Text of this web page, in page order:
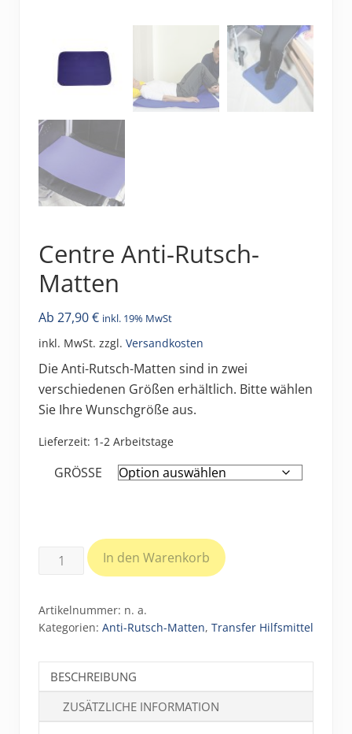
Centre Anti-Rutsch-
Matten
Ab 27,90€ inkl. 19% MwSt
inkl. MwSt. zzgl. Versandkosten
Die Anti-Rutsch-Matten sind in zwei
verschiedenen Größen erhältlich. Bitte wählen
Sie Ihre Wunschgröße aus.
Lieferzeit: 1-2 Arbeitstage
GRÖSSE
Centre
Matten
Menge
In den Warenkorb
Artikelnummer: n. a.
Kategorien: Anti-Rutsch-Matten, Transfer Hilfsmittel
BESCHREIBUNG
ZUSÄTZLICHE INFORMATION